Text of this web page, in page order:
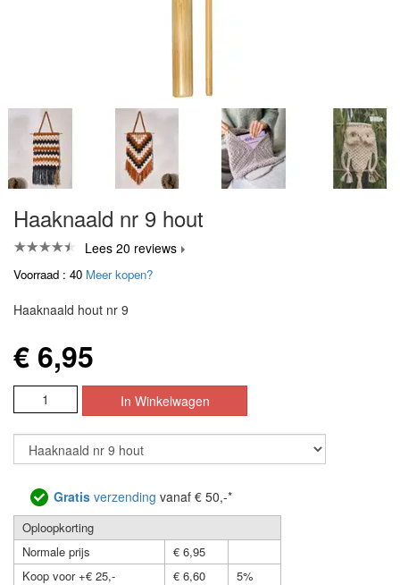
Haaknaald nr 9 hout
Lees 20 reviews
Voorraad : 40 Meer kopen?
Haaknaald hout nr 9
€ 6,95
Gratis verzending vanaf € 50,-*
Oploopkorting
Normale prijs
€ 6,95
Koop voor +€ 25,-
€ 6,60
5%